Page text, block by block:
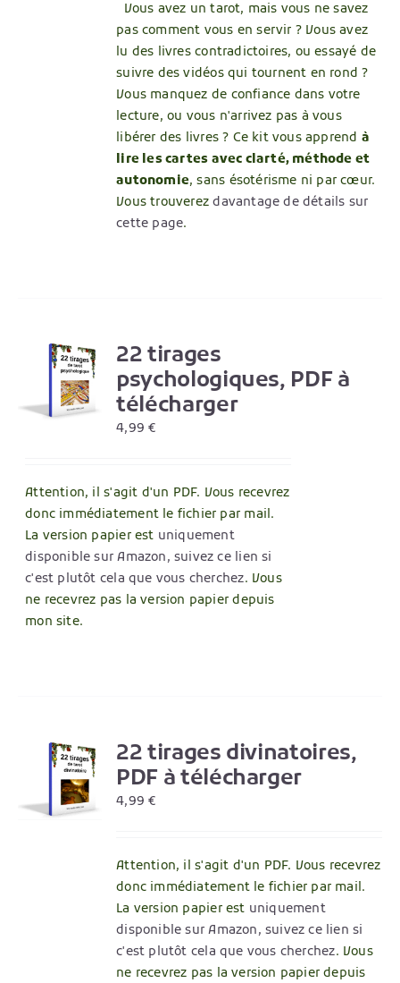
Vous avez un tarot, mais vous ne savez
pas comment vous en servir ? Vous avez
lu des livres contradictoires, ou essayé de
suivre des vidéos qui tournent en rond ?
Vous manquez de confiance dans votre
lecture, ou vous n'arrivez pas à vous
libérer des livres ? Ce kit vous apprend à
lire les cartes avec clarté, méthode et
autonomie, sans ésotérisme ni par cœur.
Vous trouverezdavantage de détails sur
cette page.
22 tirages
psychologiques, PDF à
télécharger
4,99€
Attention, il s'agit d'un PDF. Vous recevrez
donc immédiatement le fichier par mail.
La version papier est uniquement
disponible sur Amazon, suivez ce lien si
c'est plutôt cela que vous cherchez. Vous
ne recevrez pas la version papier depuis
mon site.
22 tirages divinatoires,
PDF à télécharger
4,99€
Attention, il s'agit d'un PDF. Vous recevrez
donc immédiatement le fichier par mail.
La version papier est uniquement
disponible sur Amazon, suivez ce lien si
c'est plutôt cela que vous cherchez. Vous
ne recevrez pas la version papier depuis